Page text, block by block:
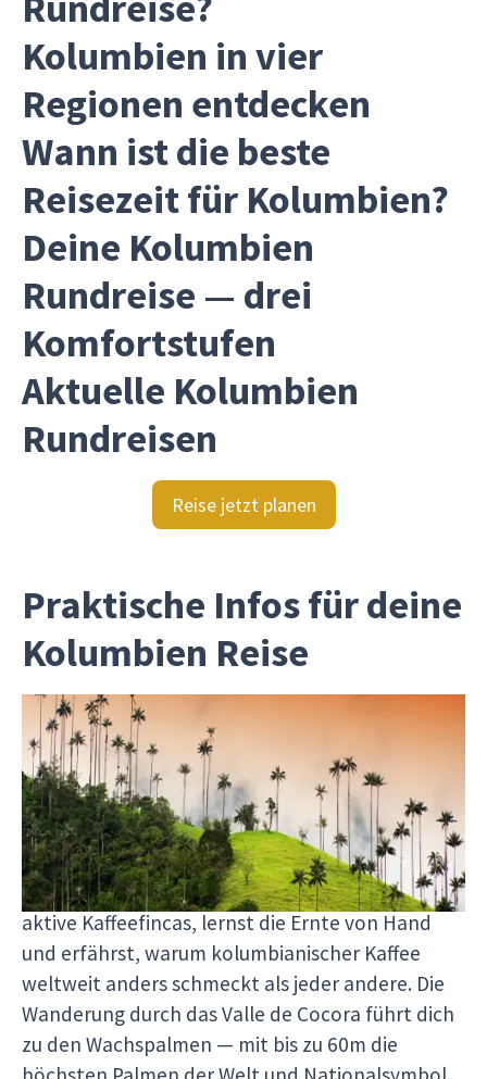
Kolumbien in vier
Regionen entdecken
Wann ist die beste
Reisezeit für Kolumbien?
Deine Kolumbien
Rundreise — drei
Komfortstufen
Aktuelle Kolumbien
Rundreisen
Reise jetzt planen
Praktische Infos für deine
Kolumbien Reise
Kaffeezone — Salento & Zona
Cafetera
In der Zona Cafetera, rund um Salento und
Manizales, wächst der beste Arabica-Kaffee
Kolumbiens auf 1.500–2.000m Höhe. Du besuchst
aktive Kaffeefincas, lernst die Ernte von Hand
und erfährst, warum kolumbianischer Kaffee
weltweit anders schmeckt als jeder andere. Die
Wanderung durch das Valle de Cocora führt dich
zu den Wachspalmen — mit bis zu 60m die